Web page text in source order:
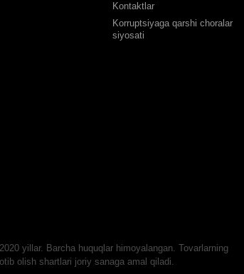
Kontaktlar
Korruptsiyaga qarshi choralar
siyosati
yillar. Barcha huquqlar himoyalangan. Tovarlarning
olish shartlari joriy sanaga amal qiladi.